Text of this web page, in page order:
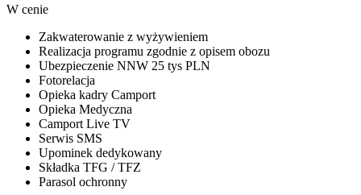
W cenie
Zakwaterowanie z wyżywieniem
Realizacja programu zgodnie z opisem obozu
Ubezpieczenie NNW 25 tys PLN
Fotorelacja
Opieka kadry Camport
Opieka Medyczna
Camport Live TV
Serwis SMS
Upominek dedykowany
Składka TFG / TFZ
Parasol ochronny